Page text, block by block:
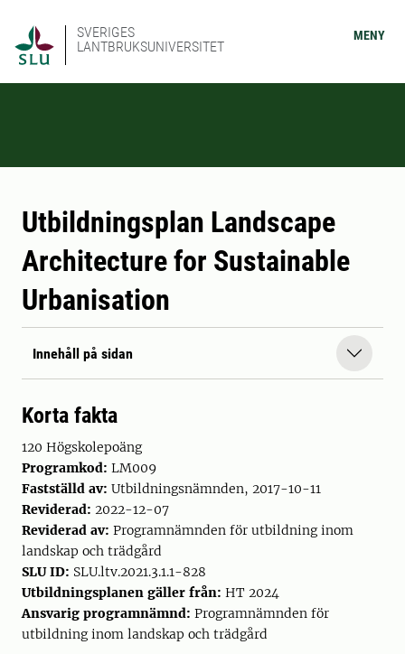
SVERIGES
LANTBRUKSUNIVERSITET
MENY
Utbildningsplan Landscape
Architecture for Sustainable
Urbanisation
Innehåll på sidan
Korta fakta
120 Högskolepoäng
Programkod: LM009
Fastställd av: Utbildningsnämnden, 2017-10-11
Reviderad: 2022-12-07
Reviderad av: Programnämnden för utbildning inom
landskap och trädgård
SLU ID: SLU.ltv.2021.3.1.1-828
Utbildningsplanen gäller från: HT 2024
Ansvarig programnämnd: Programnämnden för
utbildning inom landskap och trädgård